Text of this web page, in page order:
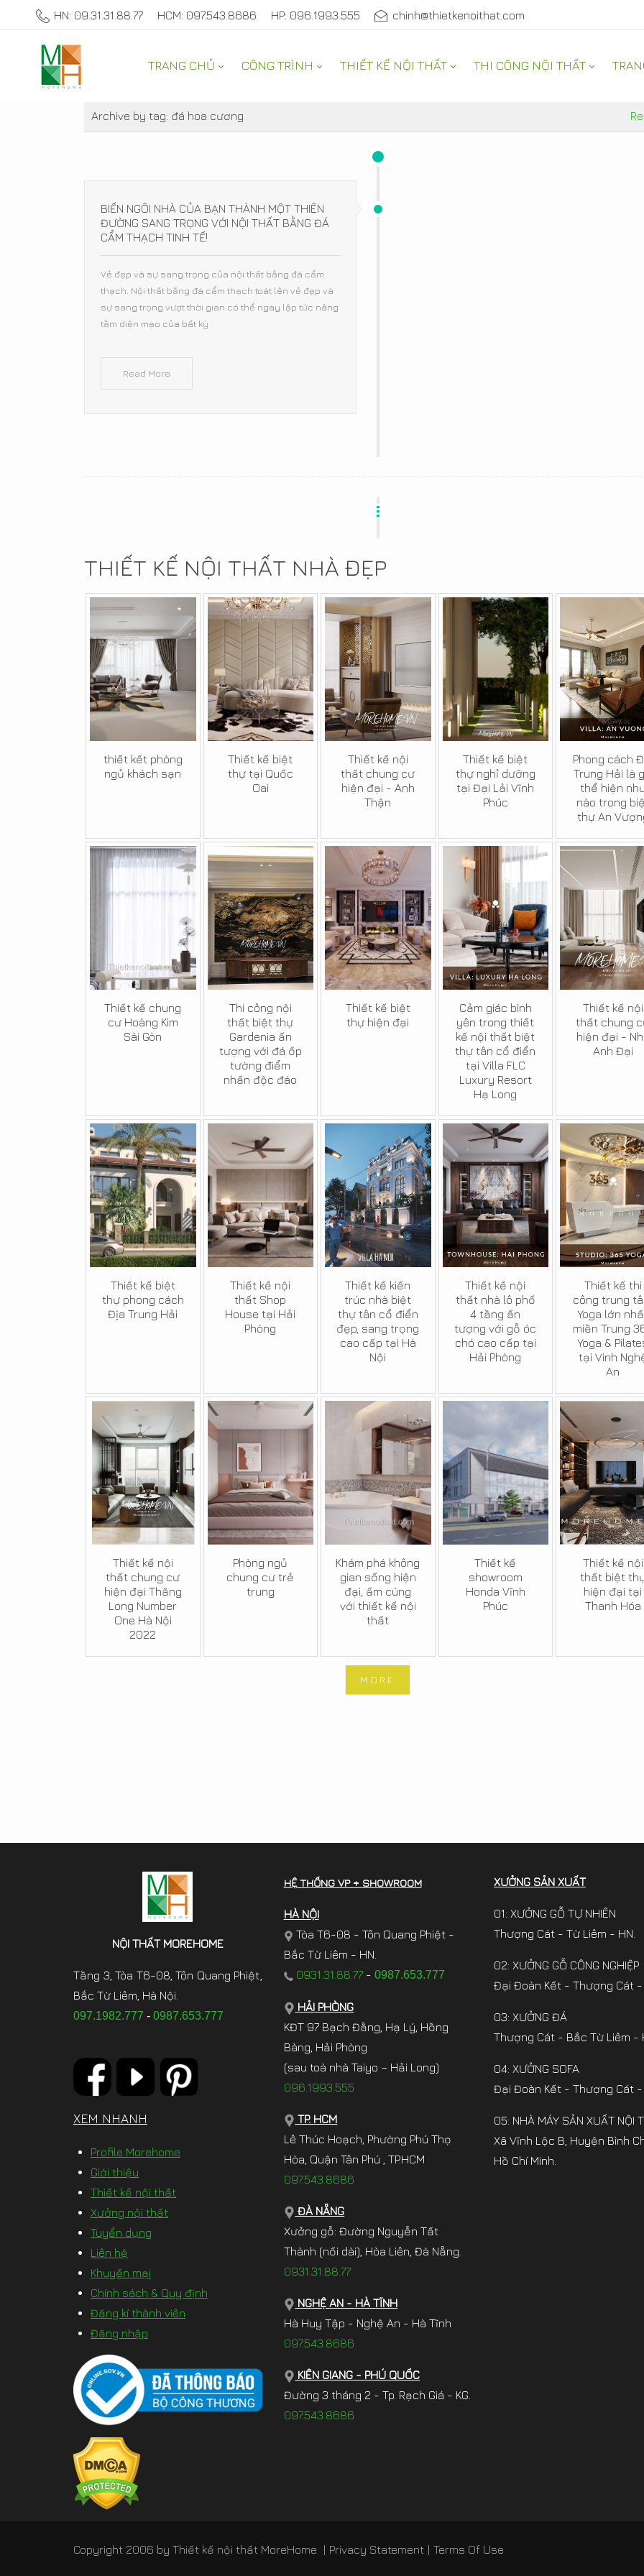
HN: 09.31.31.88.77 HCM: 097.543.8686 HP: 096.1993.555 chinh@thietkenoithat.com
TRANG CHỦ CÔNG TRÌNH THIẾT KẾ NỘI THẤT THI CÔNG NỘI THẤT
THAM KHẢO
Archive by tag: đá hoa cương
BIẾN NGÔI NHÀ CỦA BẠN THÀNH MỘT THIÊN
ĐƯỜNG SANG TRỌNG VỚI NỘI THẤT BẰNG ĐÁ
CẨM THẠCH TINH TẾ!
Vẻ đẹp và sự sang trọng của nội thất bằng đá cẩm
thạch. Nội thất bằng đá cẩm thạch toát lên vẻ đẹp và
sự sang trọng vượt thời gian có thể ngay lập tức nâng
tầm diện mạo của bất kỳ
Read More
THIẾT KẾ NỘI THẤT NHÀ ĐẸP
thiết kết phòng
ngủ khách sạn
Thiết kế biệt
thự tại Quốc
Oai
Thiết kế nội
thất chung cư
hiện đại - Anh
Thận
Thiết kế biệt
thự nghỉ dưỡng
tại Đại Lải Vĩnh
Phúc
Phong cách
Trung Hải là
thể hiện
nào trong
thự An
Thiết kế chung
cư Hoàng Kim
Sài Gòn
Thi công nội
thất biệt thự
Gardenia ấn
tượng với đá ốp
tường điểm
nhấn độc đáo
Thiết kế biệt
thự hiện đại
Cảm giác bình
yên trong thiết
kế nội thất biệt
thự tân cổ điển
tại Villa FLC
Luxury Resort
Hạ Long
Thiết kế nội
thất chung
hiện đại -
Anh Đại
Thiết kế biệt
thự phong cách
Địa Trung Hải
Thiết kế nội
thất Shop
House tại Hải
Phòng
Thiết kế kiến
trúc nhà biệt
thự tân cổ điển
đẹp, sang trọng
cao cấp tại Hà
Nội
Thiết kế nội
thất nhà lô phố
4 tầng ấn
tượng với gỗ óc
chó cao cấp tại
Hải Phòng
Thiết kế thi
công trung
Yoga lớn
miền Trung
Yoga &
tại Vinh
An
Thiết kế nội
thất chung cư
hiện đại Thăng
Long Number
One Hà Nội
2022
Phòng ngủ
chung cư trẻ
trung
Khám phá không
gian sống hiện
đại, ấm cúng
với thiết kế nội
thất
Thiết kế
showroom
Honda Vĩnh
Phúc
Thiết kế nội
thất biệt
hiện đại tại
Thanh Hóa
MORE
NỘI THẤT MOREHOME
Tầng 3, Tòa T6-08, Tôn Quang Phiệt,
Bắc Từ Liêm, Hà Nội.
097.1982.777 - 0987.653.777
XEM NHANH
Profile Morehome
Giới thiệu
Thiết kế nội thất
Xưởng nội thất
Tuyển dụng
Liên hệ
Khuyến mại
Chính sách & Quy định
Đăng kí thành viên
Đăng nhập
HỆ THỐNG VP + SHOWROOM
HÀ NỘI
Tòa T6-08 - Tôn Quang Phiệt -
Bắc Từ Liêm - HN.
0931.31.88.77- 0987.653.777
HẢI PHÒNG
KĐT 97 Bạch Đằng, Hạ Lý, Hồng
Bàng, Hải Phòng
(sau toà nhà Taiyo – Hải Long)
096.1993.555
TP. HCM
Lê Thúc Hoạch, Phường Phú Thọ
Hòa, Quận Tân Phú , TP.HCM
097.543.8686
ĐÀ NẴNG
Xưởng gỗ: Đường Nguyễn Tất
Thành (nối dài), Hòa Liên, Đà Nẵng.
0931.31.88.77
NGHỆ AN - HÀ TĨNH
Hà Huy Tập - Nghệ An - Hà Tĩnh
097.543.8686
KIÊN GIANG - PHÚ QUỐC
Đường 3 tháng 2 - Tp. Rạch Giá - KG.
097.543.8686
XƯỞNG SẢN XUẤT
01: XƯỞNG GỖ TỰ NHIÊN
Thượng Cát - Từ Liêm - HN.
02: XƯỞNG GỖ CÔNG NGHIỆP
Đại Đoàn Kết - Thượng Cát -
03: XƯỞNG ĐÁ
Thượng Cát - Bắc Từ Liêm -
04: XƯỞNG SOFA
Đại Đoàn Kết - Thượng Cát -
05: NHÀ MÁY SẢN XUẤT NỘI
Xã Vĩnh Lộc B, Huyện Bình
Hồ Chí Minh.
Copyright 2006 by Thiết kế nội thất MoreHome | Privacy Statement | Terms Of Use